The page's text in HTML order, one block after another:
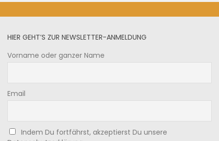
HIER GEHT’S ZUR NEWSLETTER-ANMELDUNG
Vorname oder ganzer Name
Email
Indem Du fortfährst, akzeptierst Du unsere